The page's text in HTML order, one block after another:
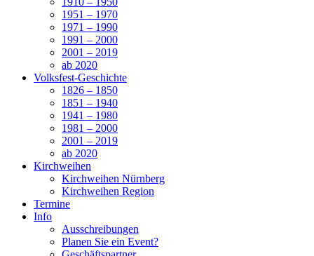
1951 – 1970
1971 – 1990
1991 – 2000
2001 – 2019
ab 2020
Volksfest-Geschichte
1826 – 1850
1851 – 1940
1941 – 1980
1981 – 2000
2001 – 2019
ab 2020
Kirchweihen
Kirchweihen Nürnberg
Kirchweihen Region
Termine
Info
Ausschreibungen
Planen Sie ein Event?